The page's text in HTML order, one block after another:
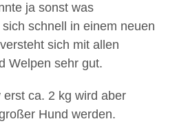
ja sonst was
schnell in einem neuen
sich mit allen
Welpen sehr gut.
ca. 2 kg wird aber
Hund werden.